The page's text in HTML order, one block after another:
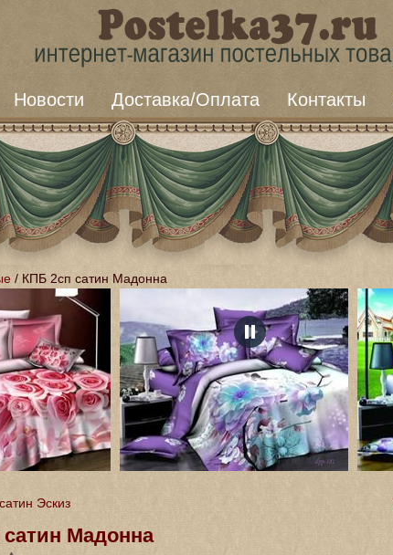
Новости Доставка/Оплата Контакты
/ КПБ 2сп сатин Мадонна
Эскиз
Мадонна